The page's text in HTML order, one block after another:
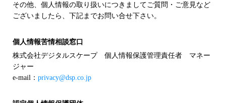
その他、個人情報の取り扱いにつきましてご質問・ご意見など
ございましたら、下記までお問い合せ下さい。
個人情報苦情相談窓口
株式会社デジタルスケープ 個人情報保護管理責任者 マネー
ジャー
e-mail： privacy@dsp.co.jp